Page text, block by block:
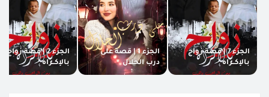
الجزء 7 | قصة زواج
بالإكــراه
الجزء 1 | قصة على
درب الحلال
الجزء 2 | قصة زواج
بالإكــراه